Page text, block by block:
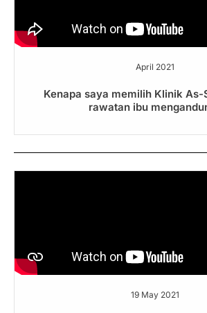
April 2021
Kenapa saya memilih Klinik As-
rawatan ibu
19 May 2021